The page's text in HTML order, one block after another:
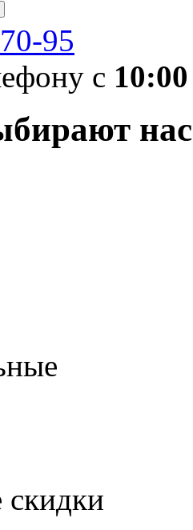
95
с 10:00
нас